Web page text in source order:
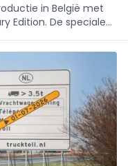
in België met
Edition. De speciale
innovatie en